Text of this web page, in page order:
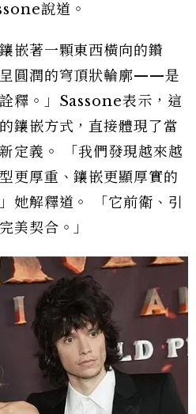
說道。
嵌著一顆東西橫向的鑽
圓潤的穹頂狀輪廓——是
釋。」Sassone表示，這
鑲嵌方式，直接體現了當
定義。 「我們發現越來越
更厚重、鑲嵌更顯厚實的
她解釋道。 「它前衛、引
美契合。」